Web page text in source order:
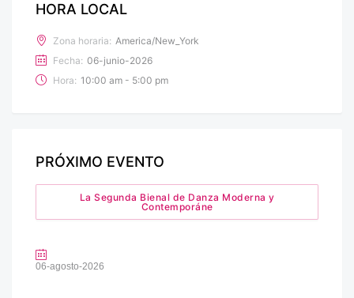
HORA LOCAL
Zona horaria: America/New_York
Fecha: 06-junio-2026
Hora: 10:00 am - 5:00 pm
PRÓXIMO EVENTO
La Segunda Bienal de Danza Moderna y
Contemporáne
06-agosto-2026